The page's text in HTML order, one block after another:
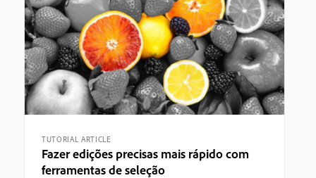
TUTORIAL ARTICLE
Fazer edições precisas mais rápido com
ferramentas de seleção